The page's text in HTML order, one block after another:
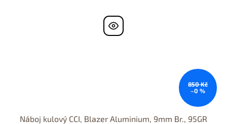
850 Kč
–0 %
Náboj kulový CCI, Blazer Aluminium, 9mm Br., 95GR